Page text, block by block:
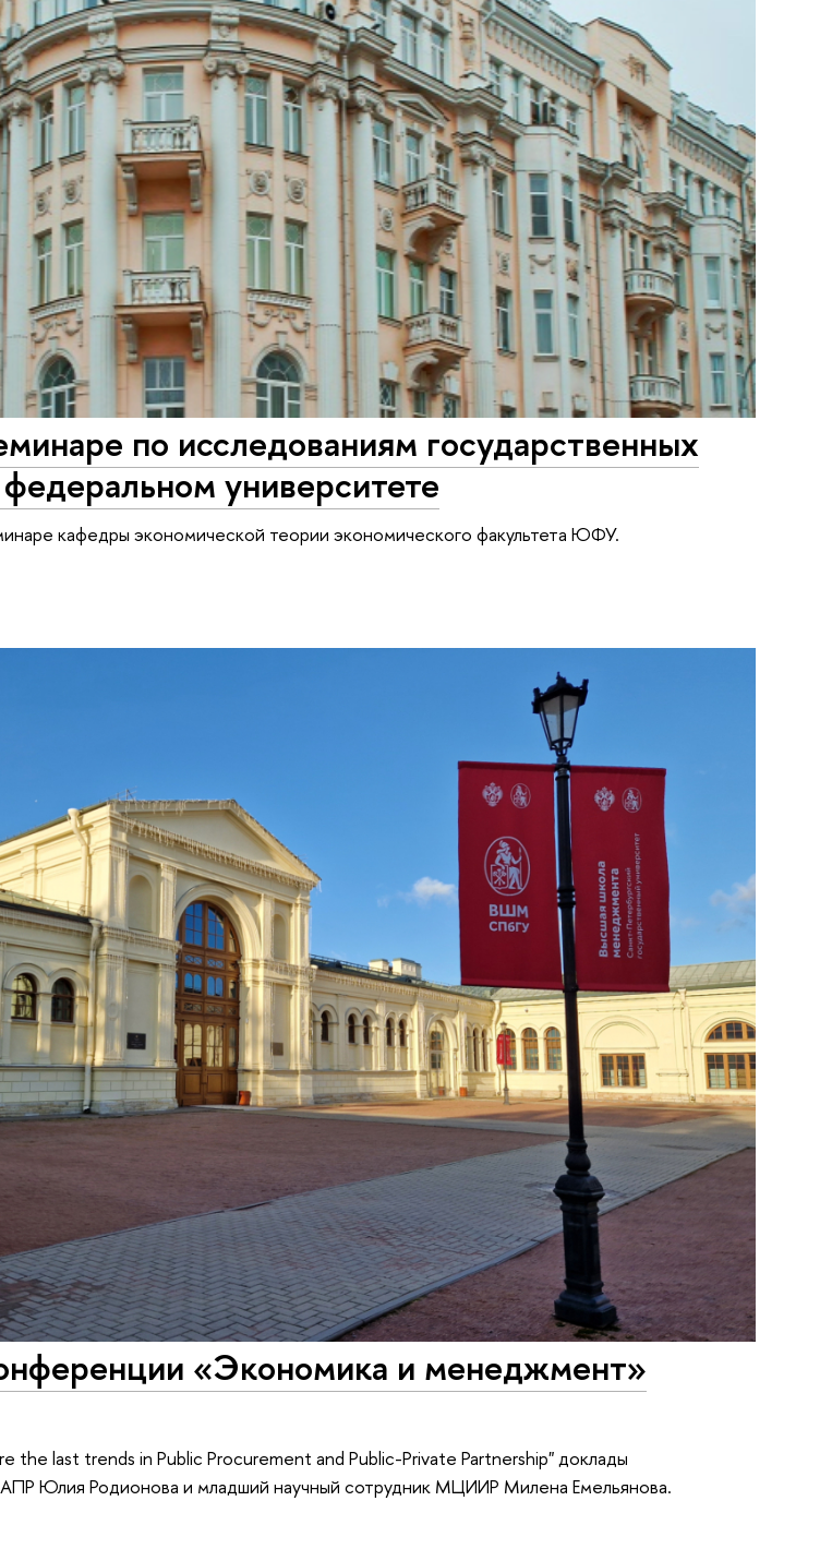
по исследованиям государственных
университете
кафедры экономической теории экономического факультета ЮФУ.
«Экономика и менеджмент»
the last trends in Public Procurement and Public-Private Partnership" доклады
Юлия Родионова и младший научный сотрудник МЦИИР Милена Емельянова.